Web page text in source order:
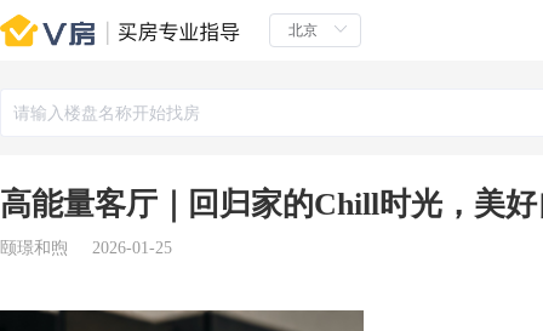
高能量客厅｜回归家的Chill时光，美
颐璟和煦 2026-01-25